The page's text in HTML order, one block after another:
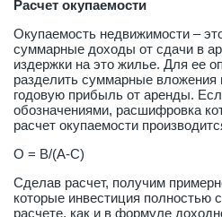
Расчет окупаемости
Окупаемость недвижимости –
суммарные доходы от сдачи в
издержки на это жилье. Для ее
разделить суммарные вложения
годовую прибыль от аренды.
обозначениями, расшифровка
расчет окупаемости
О = В/(А-С)
Сделав расчет, получим
которые инвестиция полностью
расчете, как и в формуле